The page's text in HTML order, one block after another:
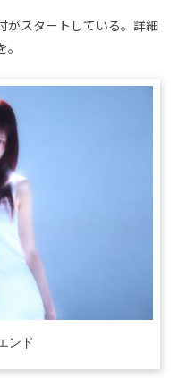
がスタートしている。詳細
ンド